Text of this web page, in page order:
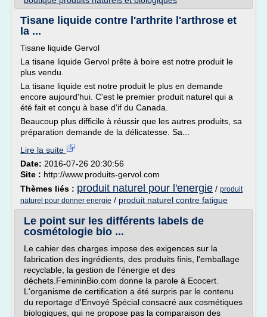
Tisane liquide contre l'arthrite l'arthrose et
la ...
Tisane liquide Gervol
La tisane liquide Gervol prête à boire est notre produit le
plus vendu.
La tisane liquide est notre produit le plus en demande
encore aujourd'hui. C'est le premier produit naturel qui a
été fait et conçu à base d'if du Canada.
Beaucoup plus difficile à réussir que les autres produits, sa
préparation demande de la délicatesse. Sa...
Lire la suite
Date: 2016-07-26 20:30:56
Site : http://www.produits-gervol.com
Thèmes liés : produit naturel pour l'energie / produit
naturel pour donner energie / produit naturel contre fatigue
Le point sur les différents labels de
cosmétologie bio ...
Le cahier des charges impose des exigences sur la
fabrication des ingrédients, des produits finis, l'emballage
recyclable, la gestion de l'énergie et des
déchets.FemininBio.com donne la parole à Ecocert.
L'organisme de certification a été surpris par le contenu
du reportage d'Envoyé Spécial consacré aux cosmétiques
biologiques, qui ne propose pas la comparaison des